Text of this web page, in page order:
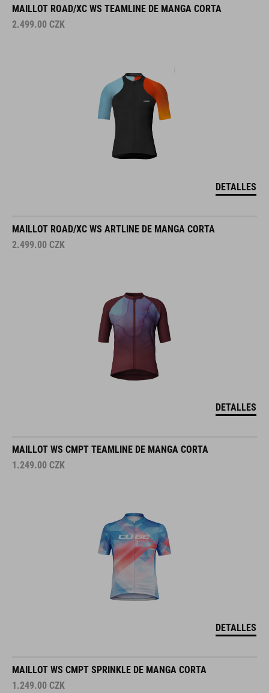
MAILLOT ROAD/XC WS TEAMLINE DE MANGA CORTA
2.499.00 CZK
DETALLES
MAILLOT ROAD/XC WS ARTLINE DE MANGA CORTA
2.499.00 CZK
DETALLES
MAILLOT WS CMPT TEAMLINE DE MANGA CORTA
1.249.00 CZK
DETALLES
MAILLOT WS CMPT SPRINKLE DE MANGA CORTA
1.249.00 CZK